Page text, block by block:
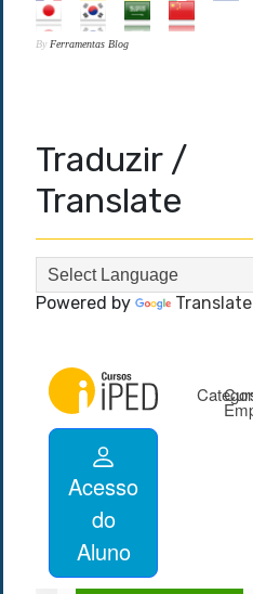
By Ferramentas Blog
Traduzir /
Translate
Powered by Translate